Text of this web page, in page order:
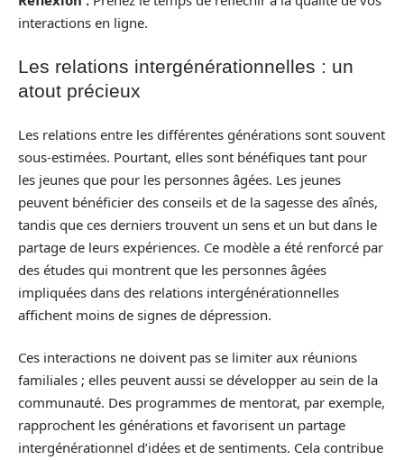
interactions en ligne.
Les relations intergénérationnelles : un
atout précieux
Les relations entre les différentes générations sont souvent
sous-estimées. Pourtant, elles sont bénéfiques tant pour
les jeunes que pour les personnes âgées. Les jeunes
peuvent bénéficier des conseils et de la sagesse des aînés,
tandis que ces derniers trouvent un sens et un but dans le
partage de leurs expériences. Ce modèle a été renforcé par
des études qui montrent que les personnes âgées
impliquées dans des relations intergénérationnelles
affichent moins de signes de dépression.
Ces interactions ne doivent pas se limiter aux réunions
familiales ; elles peuvent aussi se développer au sein de la
communauté. Des programmes de mentorat, par exemple,
rapprochent les générations et favorisent un partage
intergénérationnel d’idées et de sentiments. Cela contribue